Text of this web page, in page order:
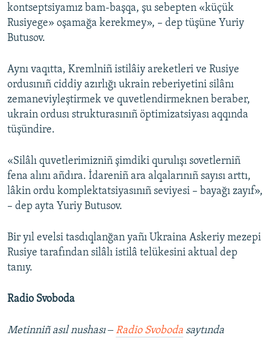
kontseptsiyamız bam-başqa, şu sebepten «küçük
Rusiyege» oşamağa kerekmey», – dep tüşüne Yuriy
Butusov.
Aynı vaqıtta, Kremlniñ istilâiy areketleri ve Rusiye
ordusınıñ ciddiy azırlığı ukrain reberiyetini silânı
zemaneviyleştirmek ve quvetlendirmeknen beraber,
ukrain ordusı strukturasınıñ öptimizatsiyası aqqında
tüşündire.
«Silâlı quvetlerimizniñ şimdiki qurulışı sovetlerniñ
fena alını añdıra. İdareniñ ara alqalarınıñ sayısı arttı,
lâkin ordu komplektatsiyasınıñ seviyesi – bayağı zayıf»,
– dep ayta Yuriy Butusov.
Bir yıl evelsi tasdıqlanğan yañı Ukraina Askeriy mezepi
Rusiye tarafından silâlı istilâ telükesini aktual dep
tanıy.
Radio Svoboda
Metinniñ asıl nushası ‒Radio Svoboda saytında